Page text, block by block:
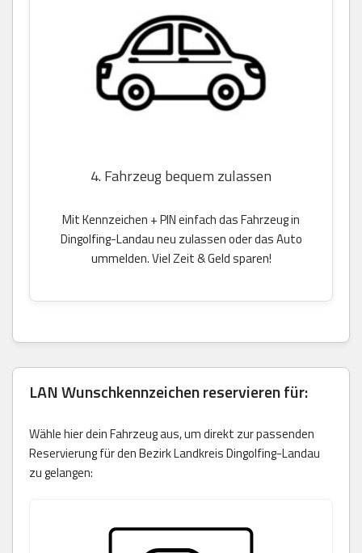
4. Fahrzeug bequem zulassen
Mit Kennzeichen + PIN einfach das Fahrzeug in
Dingolfing-Landau neu zulassen oder das Auto
ummelden. Viel Zeit & Geld sparen!
LAN Wunschkennzeichen reservieren für:
Wähle hier dein Fahrzeug aus, um direkt zur passenden
Reservierung für den Bezirk Landkreis Dingolfing-Landau
zu gelangen: